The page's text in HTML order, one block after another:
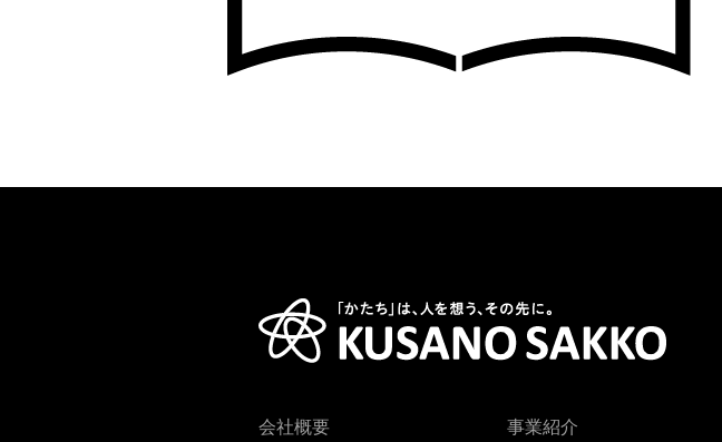
会社概要 事業紹介